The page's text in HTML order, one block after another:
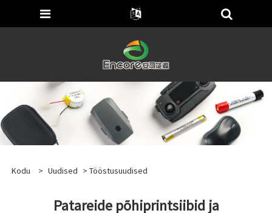
Kodu > Uudised > Tööstusuudised
Patareide põhiprintsiibid ja